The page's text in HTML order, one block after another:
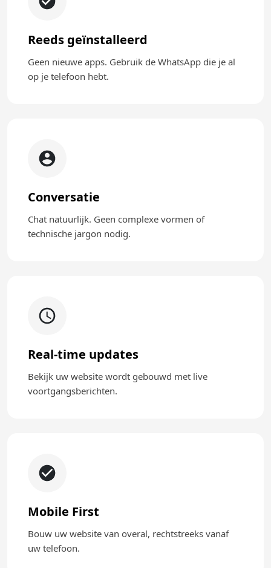
Reeds geïnstalleerd
Geen nieuwe apps. Gebruik de WhatsApp die je al
op je telefoon hebt.
Conversatie
Chat natuurlijk. Geen complexe vormen of
technische jargon nodig.
Real-time updates
Bekijk uw website wordt gebouwd met live
voortgangsberichten.
Mobile First
Bouw uw website van overal, rechtstreeks vanaf
uw telefoon.